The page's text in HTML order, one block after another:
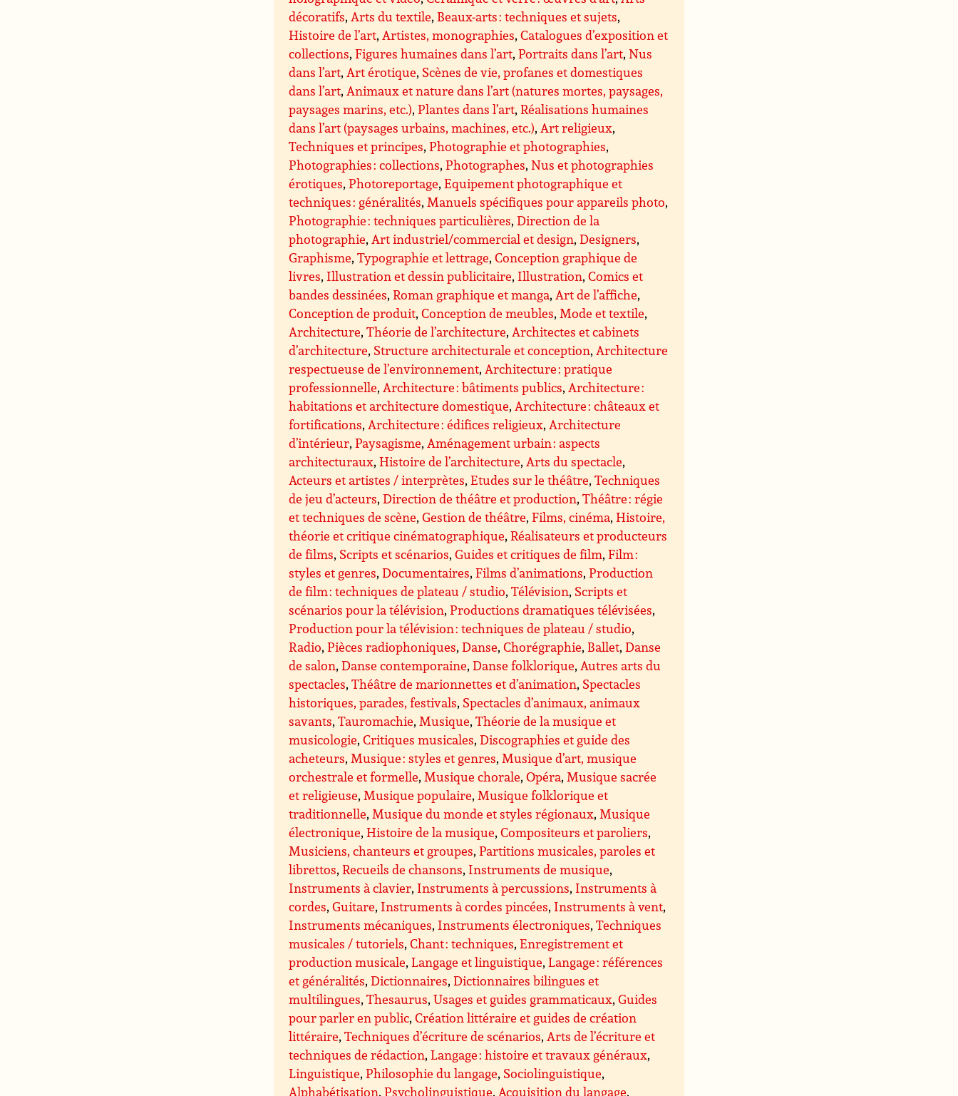
décoratifs,Arts du textile, Beaux-arts : techniques et sujets,
Histoire de l’art,Artistes, monographies,Catalogues d’exposition et
collections,Figures humaines dans l’art,Portraits dans l’art,Nus
dans l’art,Art érotique, Scènes de vie, profanes et domestiques
dans l’art,Animaux et nature dans l’art (natures mortes, paysages,
paysages marins, etc.),Plantes dans l’art,Réalisations humaines
dans l’art (paysages urbains, machines, etc.),Art religieux,
Techniques et principes,Photographie et photographies,
Photographies : collections,Photographes,Nus et photographies
érotiques,Photoreportage,Equipement photographique et
techniques : généralités,Manuels spécifiques pour appareils photo,
Photographie : techniques particulières,Direction de la
photographie,Art industriel/commercial et design,Designers,
Graphisme,Typographie et lettrage,Conception graphique de
livres, Illustration et dessin publicitaire, Illustration,Comics et
bandes dessinées,Roman graphique et manga,Art de l’affiche,
Conception de produit,Conception de meubles,Mode et textile,
Architecture,Théorie de l’architecture,Architectes et cabinets
d’architecture, Structure architecturale et conception,Architecture
respectueuse de l’environnement,Architecture : pratique
professionnelle,Architecture : bâtiments publics,Architecture :
habitations et architecture domestique,Architecture : châteaux et
fortifications,Architecture : édifices religieux,Architecture
d’intérieur,Paysagisme,Aménagement urbain : aspects
architecturaux,Histoire de l’architecture,Arts du spectacle,
Acteurs et artistes / interprètes,Etudes sur le théâtre,Techniques
de jeu d’acteurs,Direction de théâtre et production,Théâtre : régie
et techniques de scène,Gestion de théâtre,Films, cinéma,Histoire,
théorie et critique cinématographique,Réalisateurs et producteurs
de films, Scripts et scénarios,Guides et critiques de film,Film :
styles et genres,Documentaires,Films d’animations,Production
de film : techniques de plateau / studio,Télévision, Scripts et
scénarios pour la télévision,Productions dramatiques télévisées,
Production pour la télévision : techniques de plateau / studio,
Radio,Pièces radiophoniques,Danse,Chorégraphie, Ballet,Danse
de salon,Danse contemporaine,Danse folklorique,Autres arts du
spectacles,Théâtre de marionnettes et d’animation, Spectacles
historiques, parades, festivals, Spectacles d’animaux, animaux
savants,Tauromachie,Musique,Théorie de la musique et
musicologie,Critiques musicales,Discographies et guide des
acheteurs,Musique : styles et genres,Musique d’art, musique
orchestrale et formelle,Musique chorale,Opéra,Musique sacrée
et religieuse,Musique populaire,Musique folklorique et
traditionnelle,Musique du monde et styles régionaux,Musique
électronique,Histoire de la musique,Compositeurs et paroliers,
Musiciens, chanteurs et groupes,Partitions musicales, paroles et
librettos,Recueils de chansons, Instruments de musique,
Instruments à clavier, Instruments à percussions, Instruments à
cordes,Guitare, Instruments à cordes pincées, Instruments à vent,
Instruments mécaniques, Instruments électroniques,Techniques
musicales / tutoriels,Chant : techniques,Enregistrement et
production musicale,Langage et linguistique,Langage : références
et généralités,Dictionnaires,Dictionnaires bilingues et
multilingues,Thesaurus,Usages et guides grammaticaux,Guides
pour parler en public,Création littéraire et guides de création
littéraire,Techniques d’écriture de scénarios,Arts de l’écriture et
techniques de rédaction,Langage : histoire et travaux généraux,
Linguistique,Philosophie du langage, Sociolinguistique,
Alphabétisation,Psycholinguistique, Acquisition du langage,